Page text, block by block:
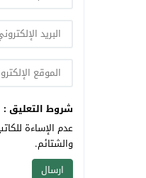
شروط التعليق :
عدم الإساءة
والشتائم.